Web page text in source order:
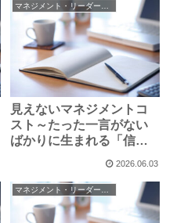
見えないマネジメントコ
スト～たった一言がない
ばかりに生まれる「信頼
2026.06.03
マネジメント・リーダーシップ